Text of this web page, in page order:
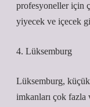
profesyoneller için
yiyecek ve içecek
4. Lüksemburg
Lüksemburg,
imkanları çok